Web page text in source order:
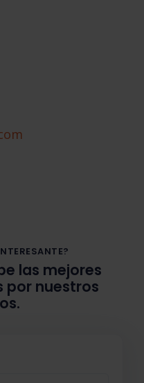
las mejores
por nuestros